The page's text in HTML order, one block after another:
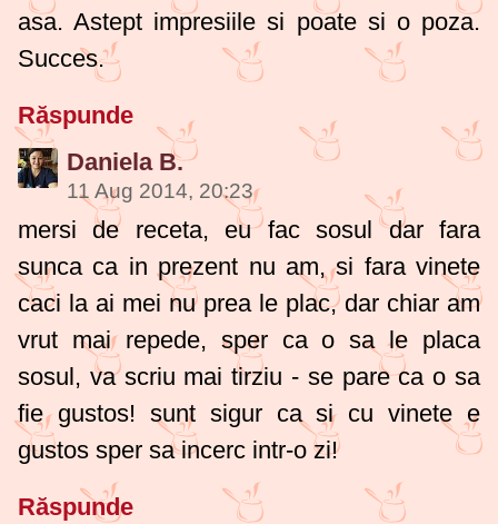
asa. Astept impresiile si poate si o poza.
Succes.
Răspunde
Daniela B.
11 Aug 2014, 20:23
mersi de receta, eu fac sosul dar fara
sunca ca in prezent nu am, si fara vinete
caci la ai mei nu prea le plac, dar chiar am
vrut mai repede, sper ca o sa le placa
sosul, va scriu mai tirziu - se pare ca o sa
fie gustos! sunt sigur ca si cu vinete e
gustos sper sa incerc intr-o zi!
Răspunde